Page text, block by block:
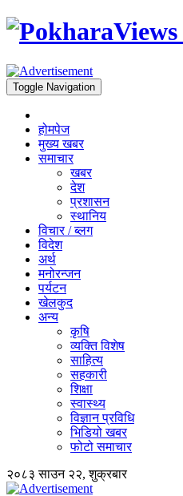
Toggle Navigation
होमपेज
मुख्य खबर
समाचार
खबर
देश
प्रशासन
स्थानिय
विचार / ब्लग
विदेश
अर्थ
मनोरन्जन
पर्यटन
खेलकुद
अन्य
कृषि
व्यक्ति विशेष
साहित्य
सहकारी
शिक्षा
स्वास्थ्य
विज्ञान प्रविधि
भिडियो खबर
फोटो समाचार
२०८३ साउन २२, शुक्रबार